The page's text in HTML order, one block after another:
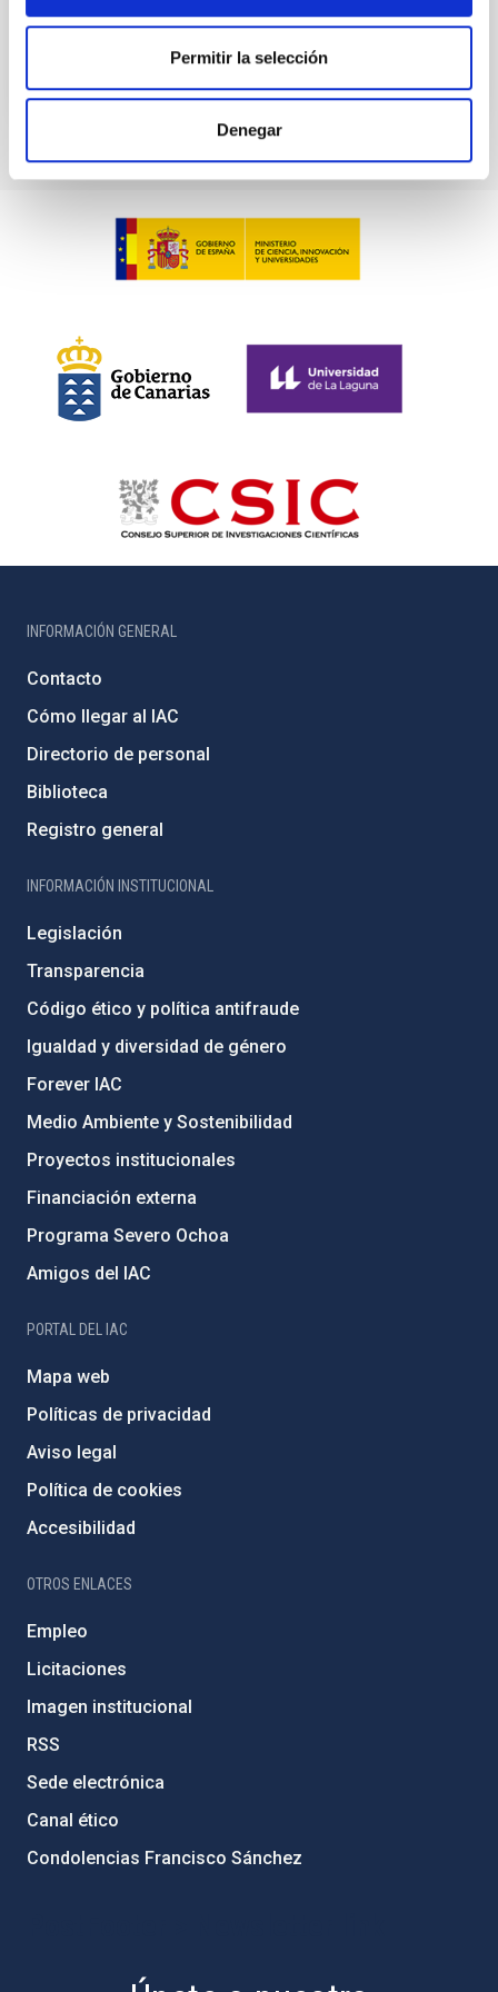
Permitir la selección
Denegar
VÍDEO DE LA CHARLA
INFORMACIÓN GENERAL
Contacto
Cómo llegar al IAC
Directorio de personal
Biblioteca
Registro general
INFORMACIÓN INSTITUCIONAL
Legislación
Transparencia
Código ético y política antifraude
Igualdad y diversidad de género
Forever IAC
Medio Ambiente y Sostenibilidad
Proyectos institucionales
Financiación externa
Programa Severo Ochoa
Amigos del IAC
PORTAL DEL IAC
Mapa web
Políticas de privacidad
Aviso legal
Política de cookies
Accesibilidad
OTROS ENLACES
Empleo
Licitaciones
Imagen institucional
RSS
Sede electrónica
Canal ético
Condolencias Francisco Sánchez